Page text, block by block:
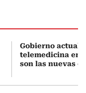
Gobierno
telemedicina en
son las nuevas